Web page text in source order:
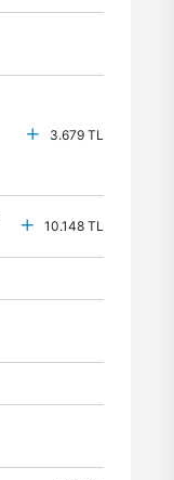
3.679 TL
10.148 TL